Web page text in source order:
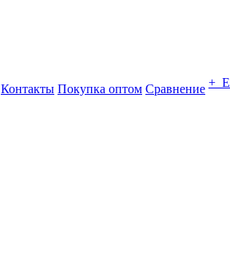
Контакты Покупка оптом Сравнение +